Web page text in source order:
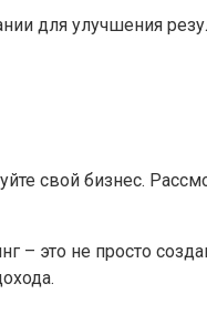
для улучшения
свой бизнес.
это не просто